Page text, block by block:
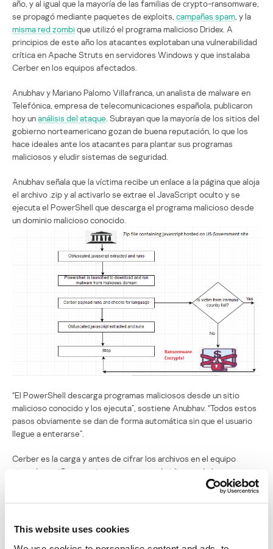
This website uses cookies
año, y al igual que la mayoría de las familias de crypto-ransomware,
se propagó mediante paquetes de exploits, campañas spam , y la
misma red zombi que utilizó el programa malicioso Dridex. A
principios de este año los atacantes explotaban una vulnerabilidad
crítica en Apache Struts en servidores Windows y que instalaba
Cerber en los equipos afectados.
Anubhav y Mariano Palomo Villafranca, un analista de malware en
Telefónica, empresa de telecomunicaciones española, publicaron
hoy unanálisis del ataque . Subrayan que la mayoría de los sitios del
gobierno norteamericano gozan de buena reputación, lo que los
hace ideales ante los atacantes para plantar sus programas
maliciosos y eludir sistemas de seguridad.
Anubhav señala que la víctima recibe un enlace a la página que aloja
el archivo .zip y al activarlo se extrae el JavaScript oculto y se
ejecuta el PowerShell que descarga el programa malicioso desde
un dominio malicioso conocido.
“El PowerShell descarga programas maliciosos desde un sitio
malicioso conocido y los ejecuta”, sostiene Anubhav. “Todos estos
pasos obviamente se dan de forma automática sin que el usuario
llegue a enterarse”.
Cerber es la carga y antes de cifrar los archivos en el equipo
atacado, verifica que ciertos paquetes de idiomas de la
Comunidad de Estados Independientes (CEI) se ejecuten en el
instalador NSIS que extrae el archivo de configuración Cerber